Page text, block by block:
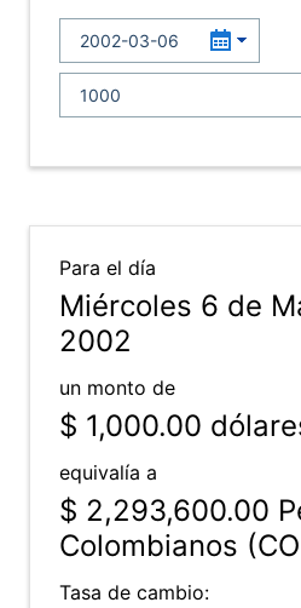
Para el día
Miércoles 6 de
2002
un monto de
$ 1,000.00
equivalía a
$ 2,293,600.00
Colombianos
Tasa de cambio: